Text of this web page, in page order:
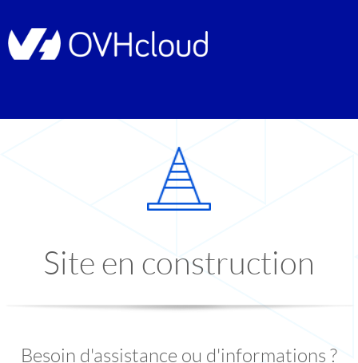
Site en construction
Besoin d'assistance ou d'informations ?